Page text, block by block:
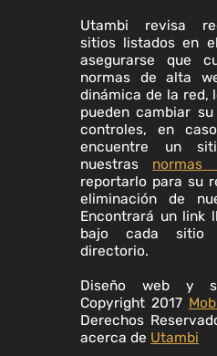
Utambi revisa
sitios listados en
asegurarse que
normas de alta
dinámica de la red,
pueden cambiar
controles, en
encuentre un
nuestras normas
reportarlo para su
eliminación de
Encontrará un link
bajo cada
directorio.
Diseño web y
Copyright 2017
Derechos
acerca de Utambi